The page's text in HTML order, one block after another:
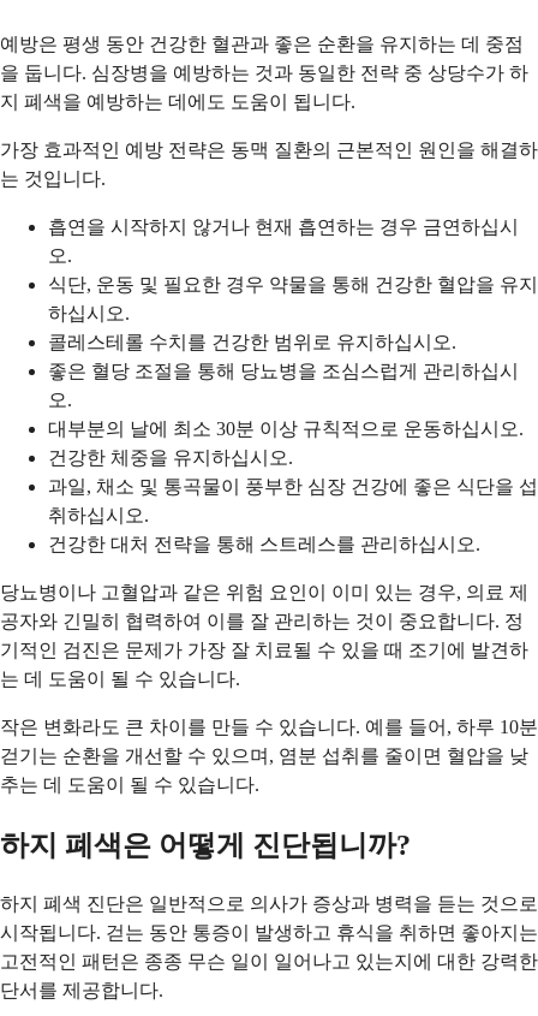
예방은 평생 동안 건강한 혈관과 좋은 순환을 유지하는 데 중점
을 둡니다. 심장병을 예방하는 것과 동일한 전략 중 상당수가 하
지 폐색을 예방하는 데에도 도움이 됩니다.
가장 효과적인 예방 전략은 동맥 질환의 근본적인 원인을 해결하
는 것입니다.
흡연을 시작하지 않거나 현재 흡연하는 경우 금연하십시
오.
식단, 운동 및 필요한 경우 약물을 통해 건강한 혈압을 유지
하십시오.
콜레스테롤 수치를 건강한 범위로 유지하십시오.
좋은 혈당 조절을 통해 당뇨병을 조심스럽게 관리하십시
오.
대부분의 날에 최소 30분 이상 규칙적으로 운동하십시오.
건강한 체중을 유지하십시오.
과일, 채소 및 통곡물이 풍부한 심장 건강에 좋은 식단을 섭
취하십시오.
건강한 대처 전략을 통해 스트레스를 관리하십시오.
당뇨병이나 고혈압과 같은 위험 요인이 이미 있는 경우, 의료 제
공자와 긴밀히 협력하여 이를 잘 관리하는 것이 중요합니다. 정
기적인 검진은 문제가 가장 잘 치료될 수 있을 때 조기에 발견하
는 데 도움이 될 수 있습니다.
작은 변화라도 큰 차이를 만들 수 있습니다. 예를 들어, 하루 10분
걷기는 순환을 개선할 수 있으며, 염분 섭취를 줄이면 혈압을 낮
추는 데 도움이 될 수 있습니다.
하지 폐색은 어떻게 진단됩니까?
하지 폐색 진단은 일반적으로 의사가 증상과 병력을 듣는 것으로
시작됩니다. 걷는 동안 통증이 발생하고 휴식을 취하면 좋아지는
고전적인 패턴은 종종 무슨 일이 일어나고 있는지에 대한 강력한
단서를 제공합니다.